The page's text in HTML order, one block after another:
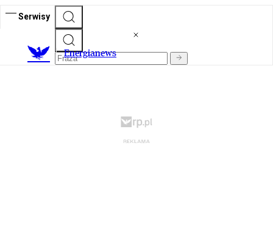
Serwisy
Energianews